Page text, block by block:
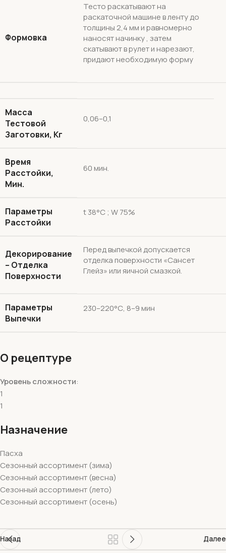
Формовка
Тесто раскатывают на
раскаточной машине в ленту до
толщины 2,4 мм и равномерно
наносят начинку , затем
скатывают в рулет и нарезают,
придают необходимую форму
Масса
Тестовой
Заготовки, Кг
0,06–0,1
Время
Расстойки,
Мин.
60 мин.
Параметры
Расстойки
t 38°С ; W 75%
Декорирование
– Отделка
Поверхности
Перед выпечкой допускается
отделка поверхности «Сансет
Глейз» или яичной смазкой.
Параметры
Выпечки
230–220°С, 8–9 мин
О рецептуре
Уровень сложности:
1
1
Назначение
Пасха
Сезонный ассортимент (зима)
Сезонный ассортимент (весна)
Сезонный ассортимент (лето)
Сезонный ассортимент (осень)
Назад Далее